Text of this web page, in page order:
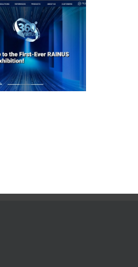
글로벌 ICT 표준 컨퍼
런스(GISC) 2022